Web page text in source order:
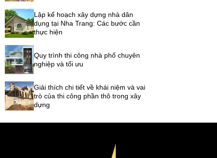
Lập kế hoạch xây dựng nhà dân
dụng tại Nha Trang: Các bước cần
thực hiện
Quy trình thi công nhà phố chuyên
nghiệp và tối ưu
Giải thích chi tiết về khái niệm và vai
trò của thi công phần thô trong xây
dựng